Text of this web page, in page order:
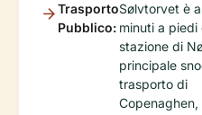
Trasporto
Pubblico:
Sølvtorvet è a
minuti a piedi
stazione di
principale
trasporto di
Copenaghen,